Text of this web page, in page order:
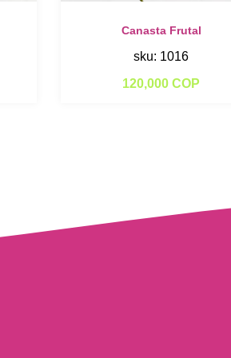
Canasta Frutal
sku: 1016
120,000 COP